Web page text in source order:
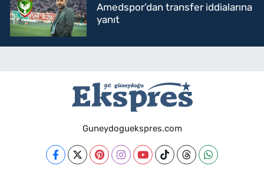
Amedspor’dan transfer iddialarına
yanıt
Guneydoguekspres.com